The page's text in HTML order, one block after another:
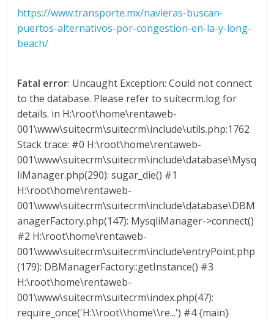
https://www.transporte.mx/navieras-buscan-
puertos-alternativos-por-congestion-en-la-y-long-
beach/
Fatal error: Uncaught Exception: Could not connect
to the database. Please refer to suitecrm.log for
details. in H:\root\home\rentaweb-
001\www\suitecrm\suitecrm\include\utils.php:1762
Stack trace: #0 H:\root\home\rentaweb-
001\www\suitecrm\suitecrm\include\database\Mysq
liManager.php(290): sugar_die() #1
H:\root\home\rentaweb-
001\www\suitecrm\suitecrm\include\database\DBM
anagerFactory.php(147): MysqliManager->connect()
#2 H:\root\home\rentaweb-
001\www\suitecrm\suitecrm\include\entryPoint.php
(179): DBManagerFactory::getInstance() #3
H:\root\home\rentaweb-
001\www\suitecrm\suitecrm\index.php(47):
require_once('H:\\root\\home\\re...') #4 {main}